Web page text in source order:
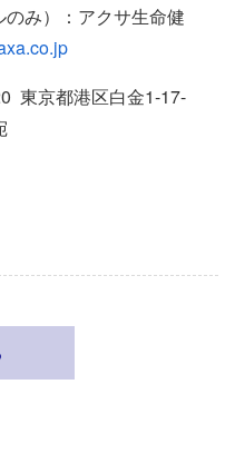
み）：アクサ生命健
東京都港区白金1-17-